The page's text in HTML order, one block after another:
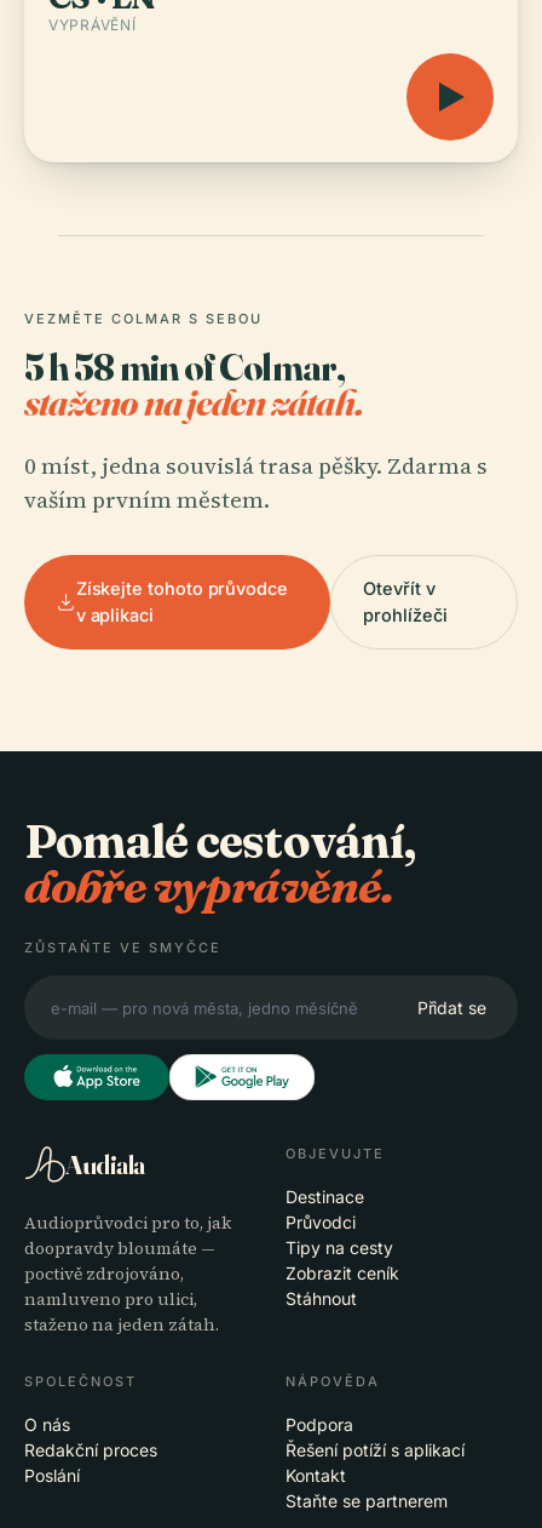
VYPRÁVĚNÍ
VEZMĚTE COLMAR S SEBOU
5 h 58 min of Colmar,
staženo na jeden zátah.
0 míst, jedna souvislá trasa pěšky. Zdarma s
vaším prvním městem.
Získejte tohoto průvodce
v aplikaci
Otevřít v
prohlížeči
Pomalé cestování,
dobře vyprávěné.
ZŮSTAŇTE VE SMYČCE
Přidat se
Audiala
Audioprůvodci pro to, jak
doopravdy bloumáte —
poctivě zdrojováno,
namluveno pro ulici,
staženo na jeden zátah.
OBJEVUJTE
Destinace
Průvodci
Tipy na cesty
Zobrazit ceník
Stáhnout
SPOLEČNOST
O nás
Redakční proces
Poslání
NÁPOVĚDA
Podpora
Řešení potíží s aplikací
Kontakt
Staňte se partnerem